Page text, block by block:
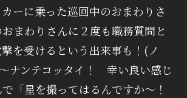
ーに乗った巡回中のおまわりさ
まわりさんに２度も職務質問と
を受けるという出来事も！(ノ
ナンテコッタイ！ 幸い良い感じ
「星を撮ってはるんですか～！